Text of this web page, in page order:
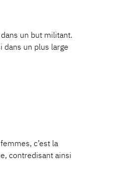
un but militant.
dans un plus large
c’est la
contredisant ainsi